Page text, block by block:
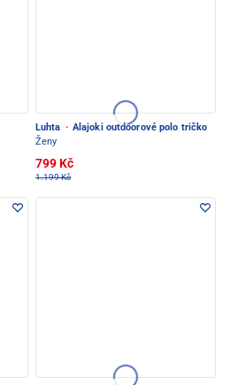
Luhta · Alajoki outdoorové polo tričko
Ženy
799 Kč
1.199 Kč